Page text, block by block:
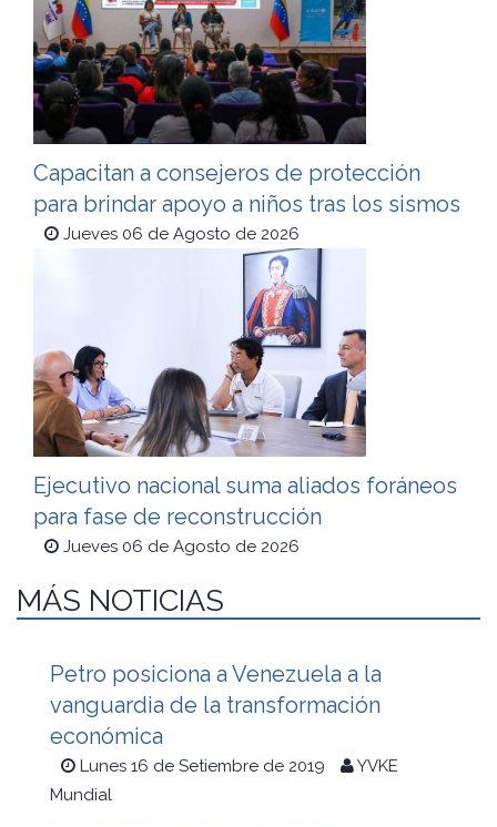
Capacitan a consejeros de protección
para brindar apoyo a niños tras los sismos
Jueves 06 de Agosto de 2026
Ejecutivo nacional suma aliados foráneos
para fase de reconstrucción
Jueves 06 de Agosto de 2026
MÁS NOTICIAS
Petro posiciona a Venezuela a la
vanguardia de la transformación
económica
Lunes 16 de Setiembre de 2019
YVKE
Mundial